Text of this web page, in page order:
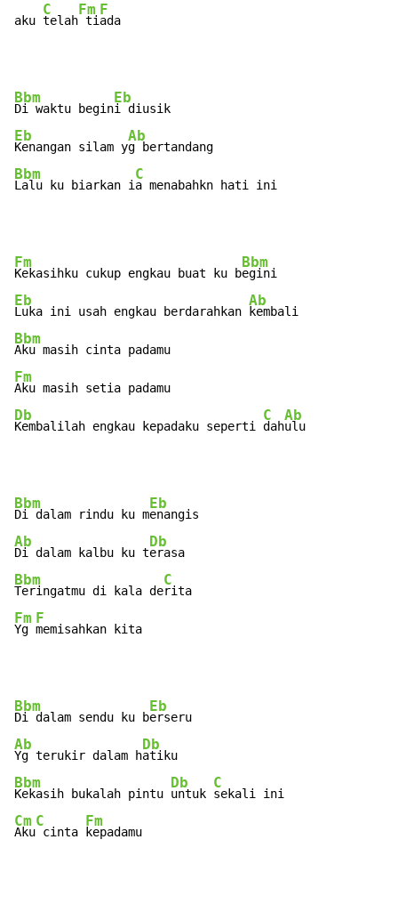
aku
C
telah
Fm
ti
F
ada
Bbm
Di waktu begin
Eb
Eb
Kenangan silam y
Ab
Bbm
Lalu ku biarkan i
C
a menabahkn hati ini
Fm
Kekasihku cukup engkau buat ku b
Bbm
Eb
Luka ini usah engkau berdarahkan
Ab
Bbm
Fm
Db
Kembalilah engkau kepadaku seperti
C
dah
Ab
ulu
Bbm
Di dalam rindu ku m
Eb
Ab
Di dalam kalbu ku t
Db
Bbm
Teringatmu di kala de
C
Fm
Yg
F
memisahkan kita
Bbm
Di dalam sendu ku b
Eb
Ab
Yg terukir dalam h
Db
Bbm
Kekasih bukalah pintu
Db
untuk
C
Cm
Aku
C
cinta
Fm
kepadamu